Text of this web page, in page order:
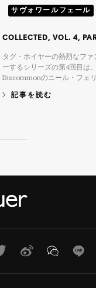
COLLECTED, VOL. 4,
タグ・ホイヤーの熱烈なフ
ーするシリーズの第4回目は
Discommonのニール・フェ
話を聞きました。 精鋭揃いのインダストリ
ン、そして“ダブルリスティ
て語っていただきました。
記事を読む
サヴォワールフェール
2
Twitter Weibo WeChat